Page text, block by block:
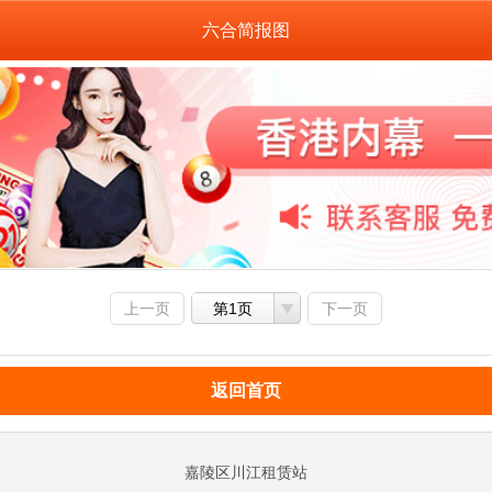
六合简报图
上一页 第1页 下一页
返回首页
嘉陵区川江租赁站